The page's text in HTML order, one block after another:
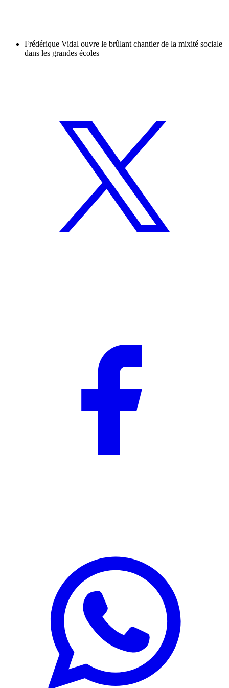
Frédérique Vidal ouvre le brûlant chantier de la mixité sociale
dans les grandes écoles